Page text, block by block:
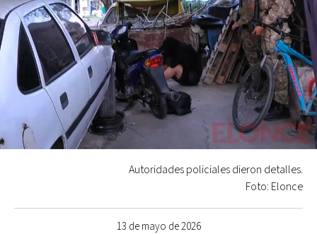
13 de mayo de 2026
Autoridades policiales dieron detalles.
Foto: Elonce